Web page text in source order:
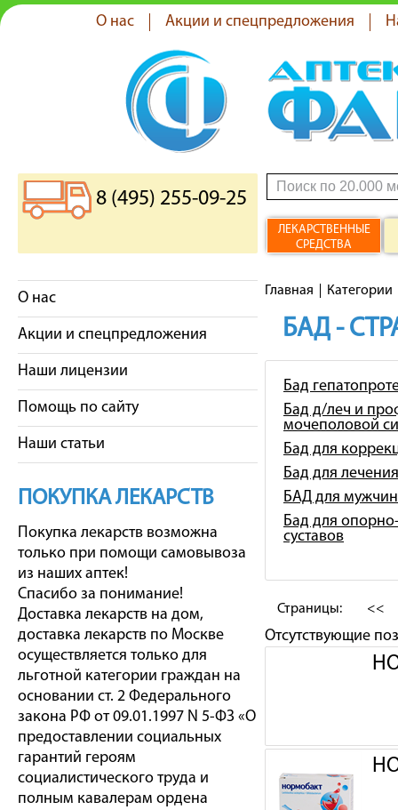
О нас Акции и спецпредложения
8 (495) 255-09-25
ЛЕКАРСТВЕННЫЕ
СРЕДСТВА
О нас
Акции и спецпредложения
Наши лицензии
Помощь по сайту
Наши статьи
ПОКУПКА ЛЕКАРСТВ
Покупка лекарств возможна
только при помощи самовывоза
из наших аптек!
Спасибо за понимание!
Доставка лекарств на дом,
доставка лекарств по Москве
осуществляется только для
льготной категории граждан на
основании ст. 2 Федерального
закона РФ от 09.01.1997 N 5-ФЗ «О
предоставлении социальных
гарантий героям
социалистического труда и
полным кавалерам ордена
Главная Категории
БАД -
Бад
Бад д/леч и
мочеполовой
Бад для
Бад для
БАД для мужчин
Бад для
суставов
Страницы: <<
Отсутствующие